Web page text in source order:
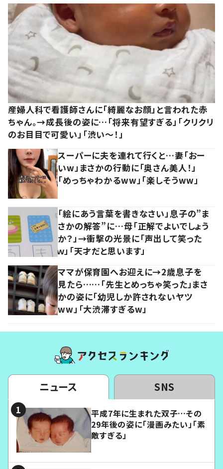
産婦人科で看護師さんに「綺麗なお顔」と言われた赤
ちゃん。→成長後の姿に…「将来有望すぎる」「クリクリ
のお目目で可愛い」「渋い～！」
スーパーに夫を連れて行くと…妻「おー
いw」まさかの行動に「奥さん美人！」
「めっちゃわかるww」「楽しそうww」
「絵にあう言葉を書きなさい」息子の”ま
さかの解答”に…母「正解でよいでしょう
か？」→衝撃の光景に「声出して笑った
ｗ」「天才だと思います」
ママが保育園へお迎えに→2歳息子を
見たら……「先生とめっちゃ笑った」まさ
かの姿に「幼児しか許されないヤツ
ww」「大渋滞すぎるw」
ニュース SNS
平成7年に生まれた双子…その
29年後の姿に「漫画みたい」「素
敵すぎる」